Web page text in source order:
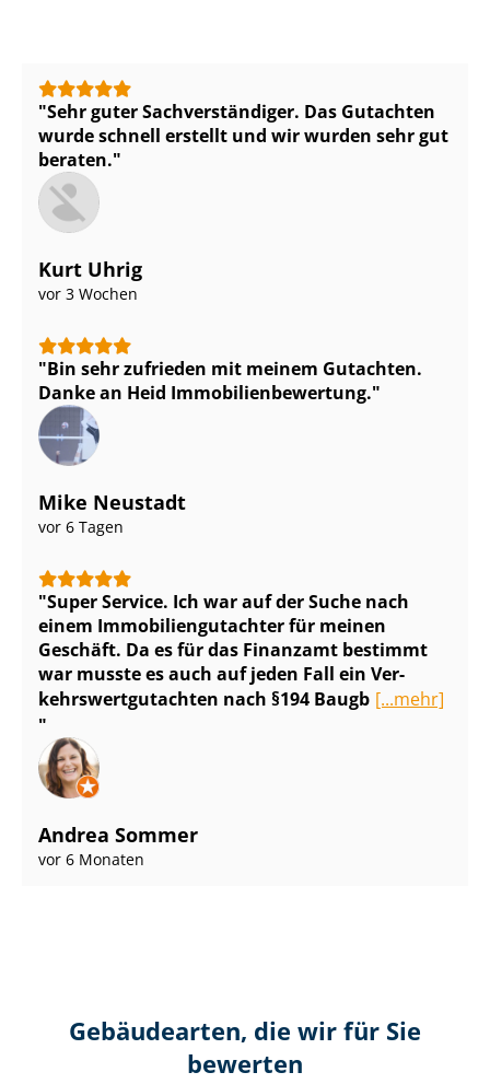
Sehr guter Sach­ver­stän­di­ger. Das Gutachten
wurde schnell erstellt und wir wurden sehr gut
beraten.
Kurt Uhrig
vor 3 Wochen
Bin sehr zufrieden mit meinem Gutachten.
Danke an Heid Im­mo­bi­li­en­be­wer­tung.
Mike Neustadt
vor 6 Tagen
Super Service. Ich war auf der Suche nach
einem Im­mo­bi­li­en­gut­ach­ter für meinen
Geschäft. Da es für das Finanzamt bestimmt
war musste es auch auf jeden Fall ein Ver­
kehrs­wert­gut­ach­ten nach §194 Baugb [...mehr]
Andrea Sommer
vor 6 Monaten
Gebäudearten, die wir für Sie
bewerten